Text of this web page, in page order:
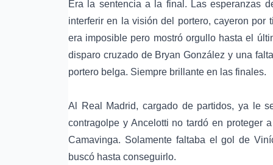
Era la sentencia a la final. Las esperanzas
interferir en la visión del portero, cayeron
era imposible pero mostró orgullo hasta el
disparo cruzado de Bryan González y una
portero belga. Siempre brillante en las finales.
Al Real Madrid, cargado de partidos, ya le
contragolpe y Ancelotti no tardó en proteger
Camavinga. Solamente faltaba el gol de
buscó hasta conseguirlo.